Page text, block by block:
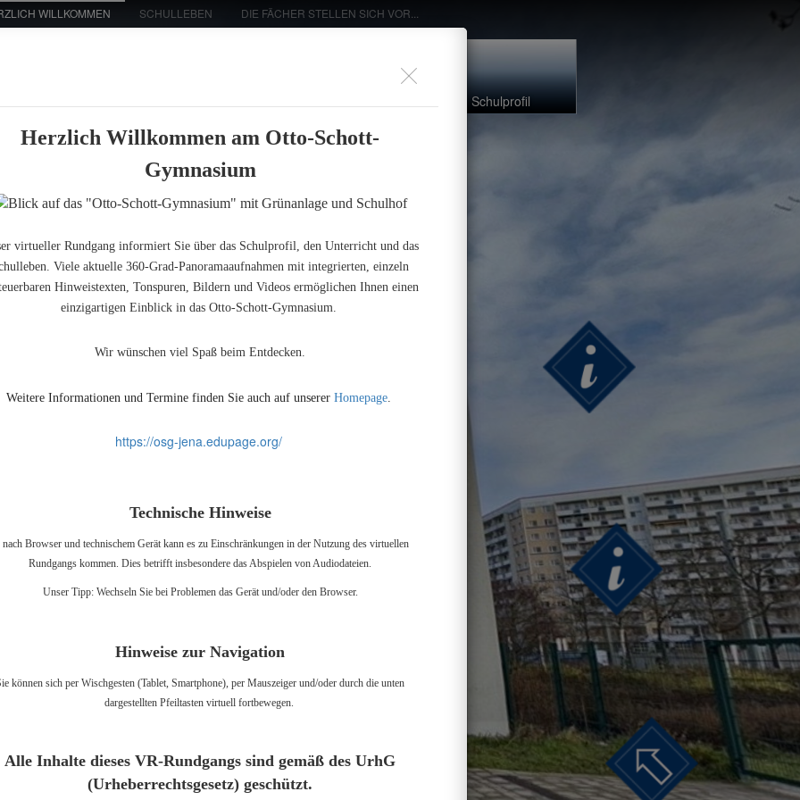
Herzlich Willkommen am Otto-Schott-
Gymnasium
virtueller Rundgang informiert Sie über das Schulprofil, den Unterricht und das
Viele aktuelle 360-Grad-Panoramaaufnahmen mit integrierten, einzeln
Hinweistexten, Tonspuren, Bildern und Videos ermöglichen Ihnen einen
einzigartigen Einblick in das Otto-Schott-Gymnasium.
Wir wünschen viel Spaß beim Entdecken.
Weitere Informationen und Termine finden Sie auch auf unserer Homepage.
https://osg-jena.edupage.org/
Technische Hinweise
nach Browser und technischem Gerät kann es zu Einschränkungen in der Nutzung des virtuellen
Rundgangs kommen. Dies betrifft insbesondere das Abspielen von Audiodateien.
Unser Tipp: Wechseln Sie bei Problemen das Gerät und/oder den Browser.
Hinweise zur Navigation
können sich per Wischgesten (Tablet, Smartphone), per Mauszeiger und/oder durch die unten
dargestellten Pfeiltasten virtuell fortbewegen.
Alle Inhalte dieses VR-Rundgangs sind gemäß des UrhG
(Urheberrechtsgesetz) geschützt.
Schulprofil
WILLKOMMEN SCHULLEBEN DIE FÄCHER STELLEN SICH VOR...